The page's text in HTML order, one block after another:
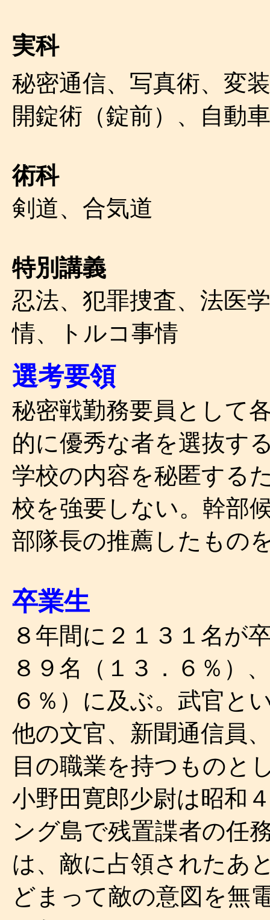
実科
秘密通信、写真術、変
開錠術（錠前）、自動
術科
剣道、合気道
特別講義
忍法、犯罪捜査、法医
情、トルコ事情
選考要領
秘密戦勤務要員として
的に優秀な者を選抜す
学校の内容を秘匿する
校を強要しない。幹部
部隊長の推薦したもの
卒業生
８年間に２１３１名が
８９名（１３．６％）
６％）に及ぶ。武官と
他の文官、新聞通信員
目の職業を持つものと
小野田寛郎少尉は昭和
ング島で残置諜者の任
は、敵に占領されたあ
どまって敵の意図を無